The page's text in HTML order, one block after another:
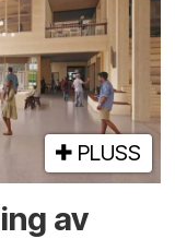
PLUSS
av